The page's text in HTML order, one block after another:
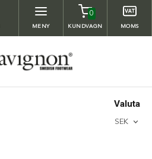
MENY
0
KUNDVAGN MOMS
Valuta
SEK